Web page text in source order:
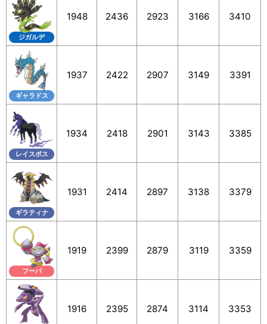
ジガルデ
1948 2436 2923 3166 3410
ギャラドス
1937 2422 2907 3149 3391
レイスポス
1934 2418 2901 3143 3385
ギラティナ
1931 2414 2897 3138 3379
フーパ
1919 2399 2879 3119 3359
1916 2395 2874 3114 3353